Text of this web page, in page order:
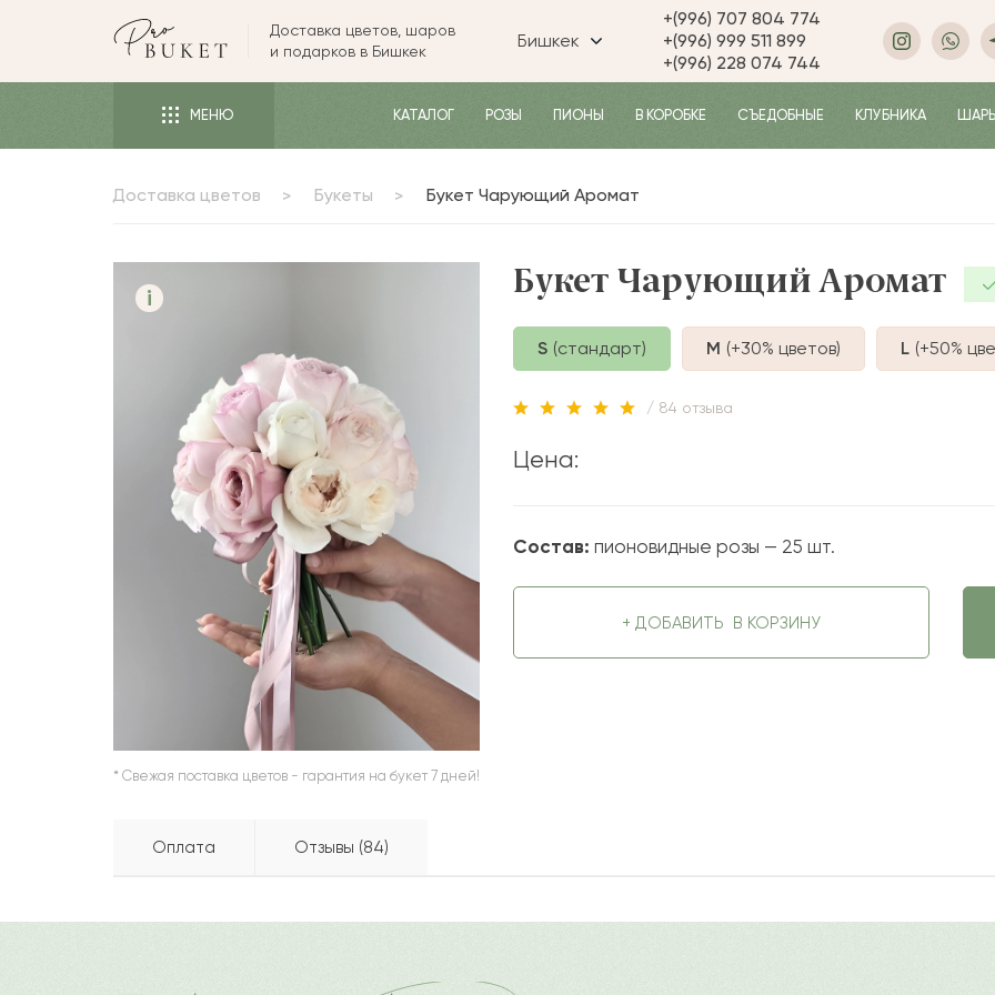
ЦВЕТЫ
РОЗЫ
ПИОНЫ
БУКЕТЫ
ПОВОД
СЪЕДОБНЫЕ БУКЕТЫ
КОМНАТНЫЕ ЦВЕТЫ
ПОДАРКИ
ШАРЫ
Доставка цветов, шаров
и подарков в Бишкек
Бишкек
+(996) 707 804 774
+(996) 999 511 899
+(996) 228 074 744
МЕНЮ КАТАЛОГ РОЗЫ ПИОНЫ В КОРОБКЕ СЪЕДОБНЫЕ КЛУБНИКА
Доставка цветов Букеты Букет Чарующий Аромат
i
* Свежая поставка цветов - гарантия на букет 7 дней!
Букет Чарующий Аромат
S (стандарт) M (+30% цветов) L (+50%
/ 84 отзыва
Цена:
Состав: пионовидные розы — 25 шт.
+ ДОБАВИТЬ В КОРЗИНУ
Оплата Отзывы (84)